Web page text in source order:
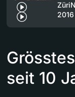
seit 10